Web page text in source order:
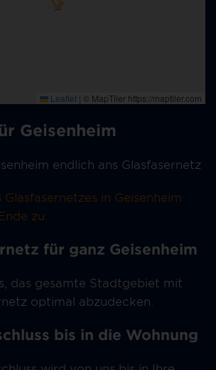
Geisenheim
endlich ans Glasfasernetz
in Geisenheim
zu.
für ganz Geisenheim
das gesamte Stadtgebiet mit
optimal abzudecken.
bis in die Wohnung